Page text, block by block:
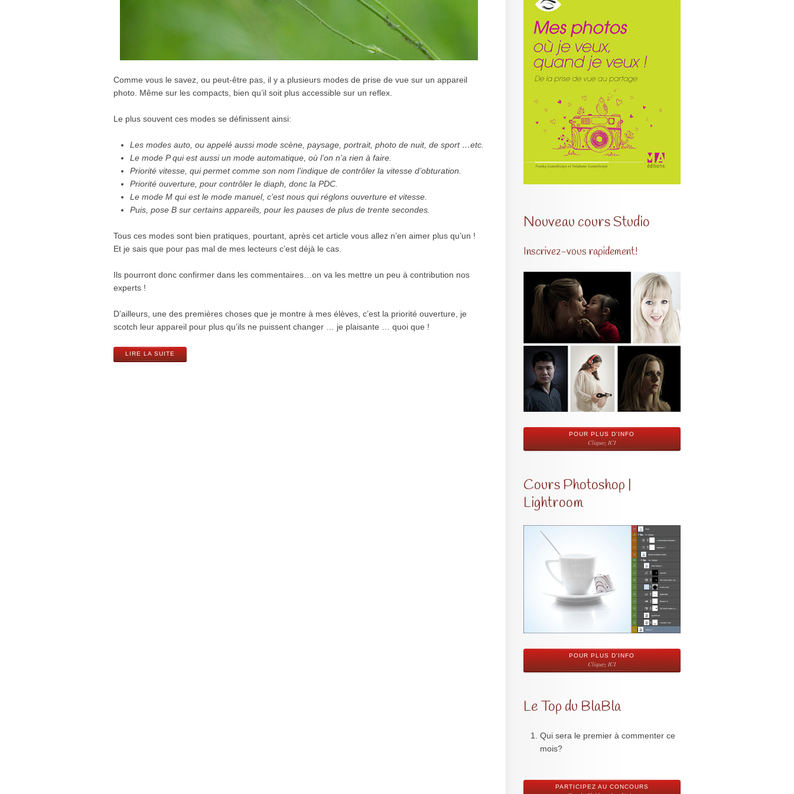
Comme vous le savez, ou peut-être pas, il y a plusieurs modes de prise de vue sur un appareil
photo. Même sur les compacts, bien qu’il soit plus accessible sur un reflex.
Le plus souvent ces modes se définissent ainsi:
Les modes auto, ou appelé aussi mode scène, paysage, portrait, photo de nuit, de sport …etc.
Le mode P qui est aussi un mode automatique, où l’on n’a rien à faire.
Priorité vitesse, qui permet comme son nom l’indique de contrôler la vitesse d’obturation.
Priorité ouverture, pour contrôler le diaph, donc la PDC.
Le mode M qui est le mode manuel, c’est nous qui réglons ouverture et vitesse.
Puis, pose B sur certains appareils, pour les pauses de plus de trente secondes.
Tous ces modes sont bien pratiques, pourtant, après cet article vous allez n’en aimer plus qu’un !
Et je sais que pour pas mal de mes lecteurs c’est déjà le cas.
Ils pourront donc confirmer dans les commentaires…on va les mettre un peu à contribution nos
experts !
D’ailleurs, une des premières choses que je montre à mes élèves, c’est la priorité ouverture, je
scotch leur appareil pour plus qu’ils ne puissent changer … je plaisante … quoi que !
LIRE LA SUITE
Nouveau cours Studio
Inscrivez-vous rapidement!
POUR PLUS D'INFO
Cliquez ICI
Cours Photoshop |
Lightroom
POUR PLUS D'INFO
Cliquez ICI
Le Top du BlaBla
Qui sera le premier à commenter ce
mois?
PARTICIPEZ AU CONCOURS